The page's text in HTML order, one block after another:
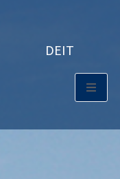
DEIT